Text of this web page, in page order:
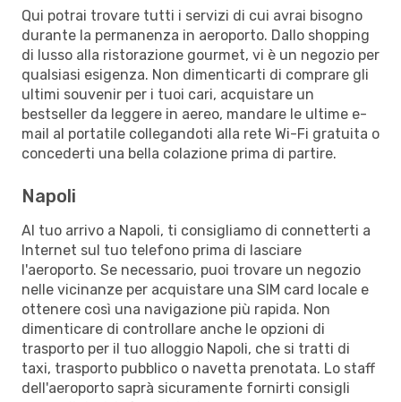
Qui potrai trovare tutti i servizi di cui avrai bisogno
durante la permanenza in aeroporto. Dallo shopping
di lusso alla ristorazione gourmet, vi è un negozio per
qualsiasi esigenza. Non dimenticarti di comprare gli
ultimi souvenir per i tuoi cari, acquistare un
bestseller da leggere in aereo, mandare le ultime e-
mail al portatile collegandoti alla rete Wi-Fi gratuita o
concederti una bella colazione prima di partire.
Napoli
Al tuo arrivo a Napoli, ti consigliamo di connetterti a
Internet sul tuo telefono prima di lasciare
l'aeroporto. Se necessario, puoi trovare un negozio
nelle vicinanze per acquistare una SIM card locale e
ottenere così una navigazione più rapida. Non
dimenticare di controllare anche le opzioni di
trasporto per il tuo alloggio Napoli, che si tratti di
taxi, trasporto pubblico o navetta prenotata. Lo staff
dell'aeroporto saprà sicuramente fornirti consigli